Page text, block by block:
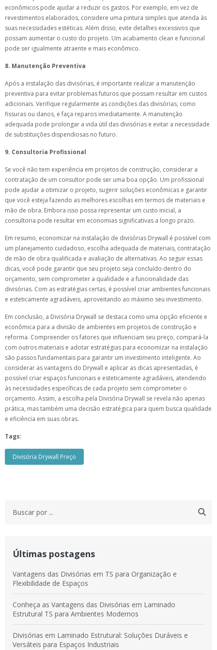
econômicos pode ajudar a reduzir os gastos. Por exemplo, em vez de
revestimentos elaborados, considere uma pintura simples que atenda às
suas necessidades estéticas. Além disso, evite detalhes excessivos que
possam aumentar o custo do projeto. Um acabamento clean e funcional
pode ser igualmente atraente e mais econômico.
8. Manutenção Preventiva
Após a instalação das divisórias, é importante realizar a manutenção
preventiva para evitar problemas futuros que possam resultar em custos
adicionais. Verifique regularmente as condições das divisórias, como
fissuras ou danos, e faça reparos imediatamente. A manutenção
adequada pode prolongar a vida útil das divisórias e evitar a necessidade
de substituições dispendiosas no futuro.
9. Consultoria Profissional
Se você não tem experiência em projetos de construção, considerar a
contratação de um consultor pode ser uma boa opção. Um profissional
pode ajudar a otimizar o projeto, sugerir soluções econômicas e garantir
que você esteja fazendo as melhores escolhas em termos de materiais e
mão de obra. Embora isso possa representar um custo inicial, a
consultoria pode resultar em economias significativas a longo prazo.
Em resumo, economizar na instalação de divisórias Drywall é possível com
um planejamento cuidadoso, escolha adequada de materiais, contratação
de mão de obra qualificada e avaliação de alternativas. Ao seguir essas
dicas, você pode garantir que seu projeto seja concluído dentro do
orçamento, sem comprometer a qualidade e a funcionalidade das
divisórias. Com as estratégias certas, é possível criar ambientes funcionais
e esteticamente agradáveis, aproveitando ao máximo seu investimento.
Em conclusão, a Divisória Drywall se destaca como uma opção eficiente e
econômica para a divisão de ambientes em projetos de construção e
reforma. Compreender os fatores que influenciam seu preço, compará-la
com outros materiais e adotar estratégias para economizar na instalação
são passos fundamentais para garantir um investimento inteligente. Ao
considerar as vantagens do Drywall e aplicar as dicas apresentadas, é
possível criar espaços funcionais e esteticamente agradáveis, atendendo
às necessidades específicas de cada projeto sem comprometer o
orçamento. Assim, a escolha pela Divisória Drywall se revela não apenas
prática, mas também uma decisão estratégica para quem busca qualidade
e eficiência em suas obras.
Tags:
Divisória Drywall Preço
Últimas postagens
Vantagens das Divisórias em TS para Organização e
Flexibilidade de Espaços
Conheça as Vantagens das Divisórias em Laminado
Estrutural TS para Ambientes Modernos
Divisórias em Laminado Estrutural: Soluções Duráveis e
Versáteis para Espaços Industriais